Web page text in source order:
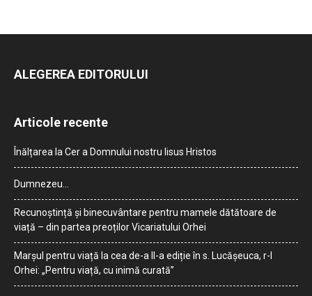
ALEGEREA EDITORULUI
Articole recente
Înălțarea la Cer a Domnului nostru Iisus Hristos
Dumnezeu…
Recunoștință și binecuvântare pentru mamele dătătoare de
viață – din partea preoților Vicariatului Orhei
Marșul pentru viață la cea de-a II-a ediție în s. Lucășeuca, r-l
Orhei: „Pentru viață, cu inimă curată”